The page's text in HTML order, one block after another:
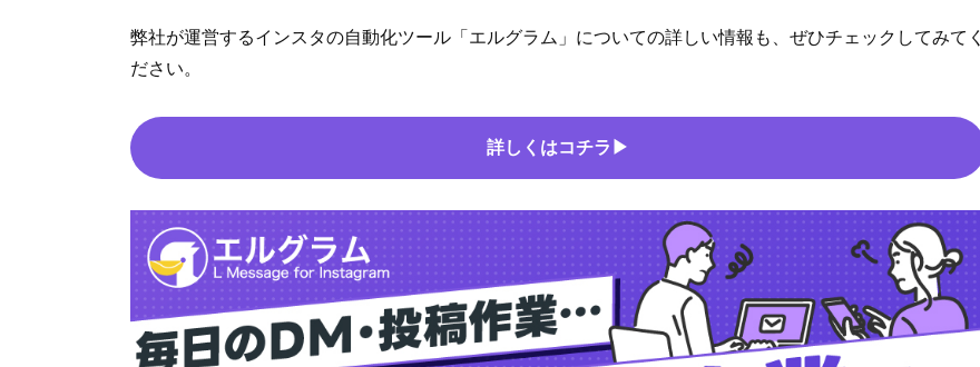
弊社が運営するインスタの自動化ツール「エルグラム」についての詳しい情報も、ぜひチェックしてみてく
ださい。
詳しくはコチラ▶